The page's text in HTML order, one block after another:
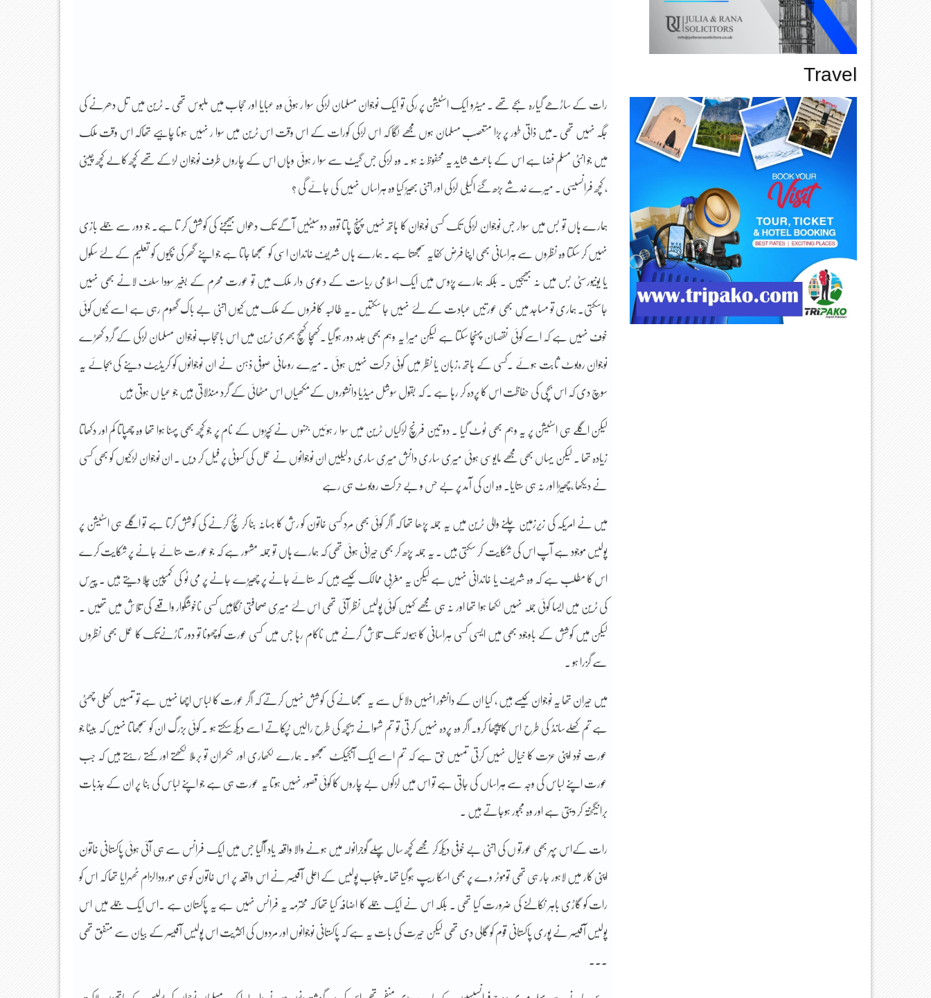
رات کے ساڑھے گیارہ بجے تھے ۔ میٹرو ایک اسٹیشن پر رکی تو ایک نوجوان مسلمان لڑکی سوا ر ہوئی وہ عبایا اور حجاب میں ملبوس تھی ۔ ٹرین میں تل دھرنے کی
جگہ نہیں تھی ۔میں ذاتی طور پر بڑا متعصب مسلمان ہوں مجھے لگا کہ اس لڑکی کورات کے اس وقت اس ٹرین میں سوا ر نہیں ہونا چاہیے تھاکہ اس وقت ملک
میں جو انٹی مسلم فضا ہے اس کے باعث شاید یہ محفوظ نہ ہو ۔ وہ لڑکی جس گیٹ سے سوا ر ہوئی وہاں اس کے چاروں طرف نوجوان لڑکے تھے کچھ کالے کچھ چینی
، کچھ فرانسیسی ۔ میرے خدشے بڑھ گئے اکیلی لڑکی اور اتنی بھیڑ کیا وہ ہراساں نہیں کی جائے گی ؟
ہمارے ہاں تو بس میں سوار جس نوجوان لڑکی تک کسی نوجوان کا ہاتھ نہیں پہنچ پاتا تووہ دوسیٹیں آگے تک دھواں بھیجنے کی کوشش کر تا ہے۔ جو دور سے جملے بازی
نہیں کر سکتا وہ نظروں سے ہراسانی بھی اپنا فرض کفایہ سمجھتا ہے ۔ ہمارے ہاں شریف خاندان اسی کو سمجھا جاتا ہے جو اپنے گھر کی بچیوں کو تعلیم کے لئے سکول
یا یونیورسٹی بس میں نہ بھیجیں ۔ بلکہ ہمارے پڑوس میں ایک اسلامی ریاست کے دعوی دار ملک میں تو عورت محرم کے بغیر سودا سلف لانے بھی نہیں
جاسکتی۔ ہماری تو مساجد میں بھی عورتیں عبادت کے لئے نہیں جا سکتیں ۔یہ طالبہ کافروں کے ملک میں کیوں اتنی بے باک گھوم رہی ہے اسے کیوں کوئی
خوف نہیں ہے کہ اسے کوئی نقصان پہنچا سکتا ہے لیکن میرا یہ وہم بھی جلد دور ہوگیا ۔کھچا کھچ بھری ٹرین میں اس باحجاب نوجوان مسلمان لڑکی کے گرد کھڑے
نوجوان روبوٹ ثابت ہوئے ۔کسی کے ہاتھ ،زبان یا نظر میں کوئی حرکت نہیں ہوئی ۔ میرے روحانی صوفی ذہن نے ان نوجوانوں کو کریڈیٹ دینے کی بجائے یہ
سوچ دی کہ اس بچی کی حفاظت اس کا پردہ کر رہا ہے ۔ کہ بقول سوشل میڈیا دانشوروں کےمکھیاں اس مٹھائی کے گرد منڈلاتی ہیں جو عیا ں ہوتی ہیں
لیکن اگلے ہی اسٹیشن پر یہ وہم بھی ٹوٹ گیا ۔ دو تین فرنچ لڑکیاں ٹرین میں سوا ر ہوئیں جنہوں نے کپڑوں کے نام پر جو کچھ بھی پہنا ہوا تھا وہ چھپاتا کم اور دکھاتا
زیادہ تھا ۔ لیکن یہاں بھی مجھے مایوسی ہوئی میری ساری دانش میری ساری دلیلیں ان نوجوانوں نے عمل کی کسوٹی پر فیل کر دیں ۔ ان نوجوان لڑکیوں کو بھی کسی
نے دیکھا ،چھیڑا اور نہ ہی ستایا۔ وہ ان کی آمد پر بے حس و بے حرکت روبوٹ ہی رہے
میں نے امریکہ کی زیرزمین چلنے والی ٹرین میں یہ جملہ پڑھا تھا کہ اگر کوئی بھی مرد کسی خاتون کو رش کا بہانہ بنا کر ٹچ کرنے کی کوشش کرتا ہے تو اگلے ہی اسٹیشن پر
پولیس موجود ہے آپ اس کی شکایت کر سکتی ہیں ۔ یہ جملہ پڑھ کر بھی حیرانی ہوئی تھی کہ ہمارے ہاں تو جملہ مشہور ہے کہ جو عورت ستائے جانے پر شکایت کرے
اس کا مطلب ہے کہ وہ شریف یا خاندانی نہیں ہے لیکن یہ مغربی ممالک کیسے ہیں کہ ستائے جانے پر چھیڑے جانے پر می ٹو کی کمپین چلا دیتے ہیں ۔ پیرس
کی ٹرین میں ایسا کوئی جملہ نہیں لکھا ہوا تھا اور نہ ہی مجھے کہیں کوئی پولیس نظر آئی تھی اس لئے میری صحافتی نگاہیں کسی ناخوشگوار واقعے کی تلاش میں تھیں ۔
لیکن میں کوشش کے باوجود بھی میں ایسی کسی ہراسانی کا ہیولہ تک تلاش کرنے میں ناکام رہا جس میں کسی عورت کوچھونا تو دور تاڑنےتک کا عمل بھی نظروں
سے گزرا ہو ۔
میں حیران تھا یہ نوجوان کیسے ہیں ، کیا ان کے دانشور انہیں دلائل سے یہ سمجھانے کی کوشش نہیں کرتے کہ اگر عورت کا لباس اچھا نہیں ہے تو تمہیں کھلی چھٹی
ہے تم کھلےسانڈ کی طرح اس کا پیچھا کرو۔ اگر وہ پردہ نہیں کر تی تو تم شہوانے ریچھ کی طرح رالیں ٹپکاتے اسے دیکھ سکتے ہو ۔ کوئی بزرگ ان کو سمجھاتا نہیں کہ بیٹا جو
عورت خود اپنی عزت کا خیال نہیں کرتی تمہیں حق ہے کہ تم اسے ایک آبجیکٹ سمجھو ۔ ہمارے لکھاری اور حکمران تو برملا لکھتے اور کہتے رہتے ہیں کہ جب
عورت اپنے لباس کی وجہ سے ہراساں کی جاتی ہے تو اس میں لڑکوں بے چاروں کا کوئی قصور نہیں ہوتا یہ عورت ہی ہے جو اپنے لباس کی بنا پر ان کے جذبات
برانگیختہ کر دیتی ہے اور وہ مجبور ہوجاتے ہیں ۔
رات کےاس پہر بھی عورتو ں کی اتنی بے خوفی دیکھ کر مجھے کچھ سال پہلے گوجرانولہ میں ہونے والا واقعہ یاد آگیا جس میں ایک فرانس سے ہی آئی ہوئی پاکستانی خاتون
اپنی کار میں لاہور جار ہی تھی توموٹر وے پر بھی اسکا ریپ ہوگیا تھا۔ پنجاب پولیس کے اعلی آفیسر نے اس واقعہ پر اس خاتون کو ہی مورودالزام ٹھہرایا تھا کہ اس کو
رات کو گاڑی باہر نکالنے کی ضرورت کیا تھی ۔ بلکہ اس نے ایک جملے کا اضافہ کیا تھا کہ محترمہ یہ فرانس نہیں ہے یہ پاکستان ہے ۔اس ایک جملے میں اس
پولیس آفیسر نے پوری پاکستانی قوم کو گالی دی تھی لیکن حیرت کی بات یہ ہے کہ پاکستانی نوجوانوں اور مردوں کی اکثریت اس پولیس آفیسر کے بیان سے متفق تھی
Travel